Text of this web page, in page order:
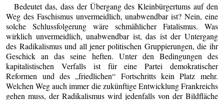
Bedeutet das, dass der Übergang des Kleinbürgertums auf den
Weg des Faschismus unvermeidlich, unabwendbar ist? Nein, eine
solche Schlussfolgerung wäre schmählicher Fatalismus. Was
wirklich unvermeidlich, unabwendbar ist, das ist der Untergang
des Radikalismus und all jener politischen Gruppierungen, die ihr
Geschick an das seine heften. Unter den Bedingungen des
kapitalistischen Verfalls ist für eine Partei demokratischer
Reformen und des „friedlichen“ Fortschritts kein Platz mehr.
Welchen Weg auch immer die zukünftige Entwicklung Frankreichs
gehen muss, der Radikalismus wird jedenfalls von der Bildfläche